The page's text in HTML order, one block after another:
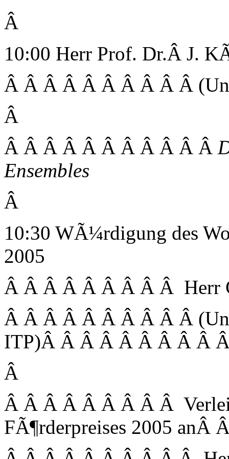
Â
10:00 Herr Prof. Dr.Â J.
Â Â Â Â Â Â Â Â Â Â
Â
Â Â Â Â Â Â Â Â Â Â Â
Ensembles
Â
10:30 WÃ¼rdigung des
2005
Â Â Â Â Â Â Â Â Â Herr
Â Â Â Â Â Â Â Â Â Â
ITP)Â Â Â Â Â Â Â Â Â
Â
Â Â Â Â Â Â Â Â Â
FÃ¶rderpreises 2005 anÂ